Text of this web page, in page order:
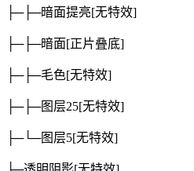
├─├─暗面提亮[无特效]
├─├─暗面[正片叠底]
├─├─毛色[无特效]
├─├─图层25[无特效]
├─└─图层5[无特效]